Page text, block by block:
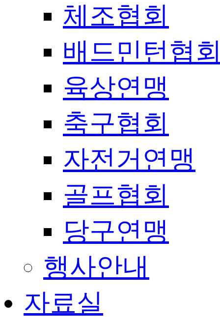
체조협회
배드민턴협
육상연맹
축구협회
자전거연맹
골프협회
당구연맹
행사안내
자료실